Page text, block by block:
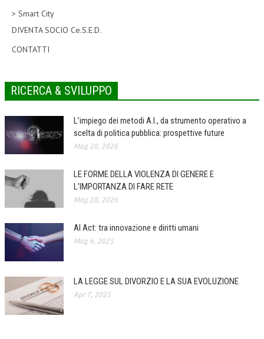
LA RIVISTA
COMITATO EDITORIALE
PEER REVIEW
CODICE ETICO
AUTORI
COLLABORA CON NOI
CORPORATE SOCIAL RESPONSIBILITY
INTERNAZIONALIZZAZIONE
HUMAN RESOURCES
> Smart City
DIVENTA SOCIO Ce.S.E.D.
CONTATTI
RICERCA & SVILUPPO
L’impiego dei metodi A.I., da strumento operativo a
scelta di politica pubblica: prospettive future
Mag 28, 2026
LE FORME DELLA VIOLENZA DI GENERE E
L’IMPORTANZA DI FARE RETE
Mag 28, 2026
AI Act: tra innovazione e diritti umani
Mag 6, 2025
LA LEGGE SUL DIVORZIO E LA SUA EVOLUZIONE
Apr 7, 2025